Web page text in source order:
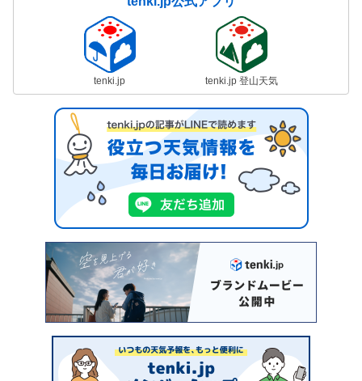
tenki.jp tenki.jp 登山天気